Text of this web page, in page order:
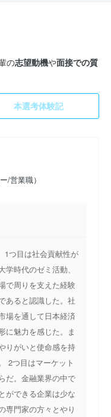
の志望動機や面接での質
本選考体験記
/営業職）
1つ目は社会貢献性が
時代のゼミ活動、
で周りを支えた経験
あると認識した。社
場を通して日本経済
に魅力を感じた。ま
りがいと使命感を持
2つ目はマーケット
だ。金融業界の中で
ができる企業は少な
専門家の方々とやり